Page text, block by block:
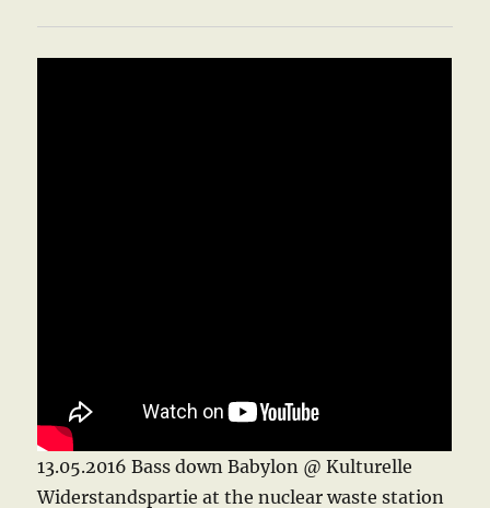
13.05.2016 Bass down Babylon @ Kulturelle
Widerstandspartie at the nuclear waste station